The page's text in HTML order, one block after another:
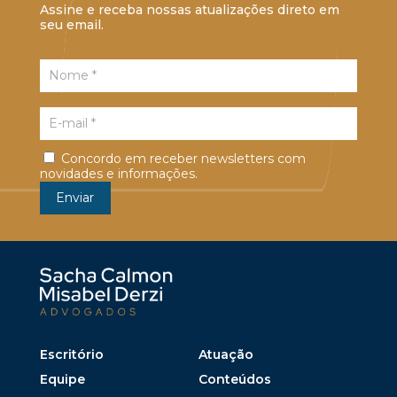
Assine e receba nossas atualizações direto em
seu email.
Concordo em receber newsletters com
novidades e informações.
Escritório
Atuação
Equipe
Conteúdos